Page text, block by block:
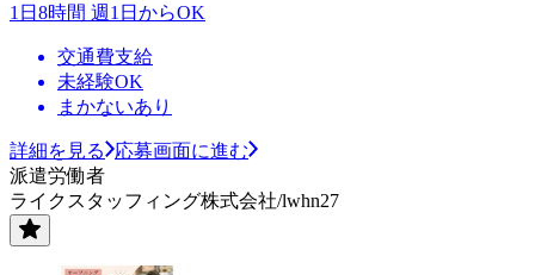
1日8時間 週1日からOK
交通費支給
未経験OK
まかないあり
詳細を見る
応募画面に進む
派遣労働者
ライクスタッフィング株式会社/lwhn27